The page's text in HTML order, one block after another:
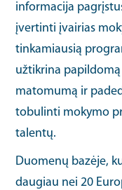
informacija
įvertinti įvairias
tinkamiausią
užtikrina
matomumą ir
tobulinti mokymo
talentų.
Duomenų bazėje,
daugiau nei 20